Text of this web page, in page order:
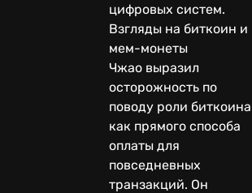
цифровых систем.
Взгляды на биткоин и
мем-монеты
Чжао выразил
осторожность по
поводу роли биткоина
как прямого способа
оплаты для
повседневных
транзакций. Он